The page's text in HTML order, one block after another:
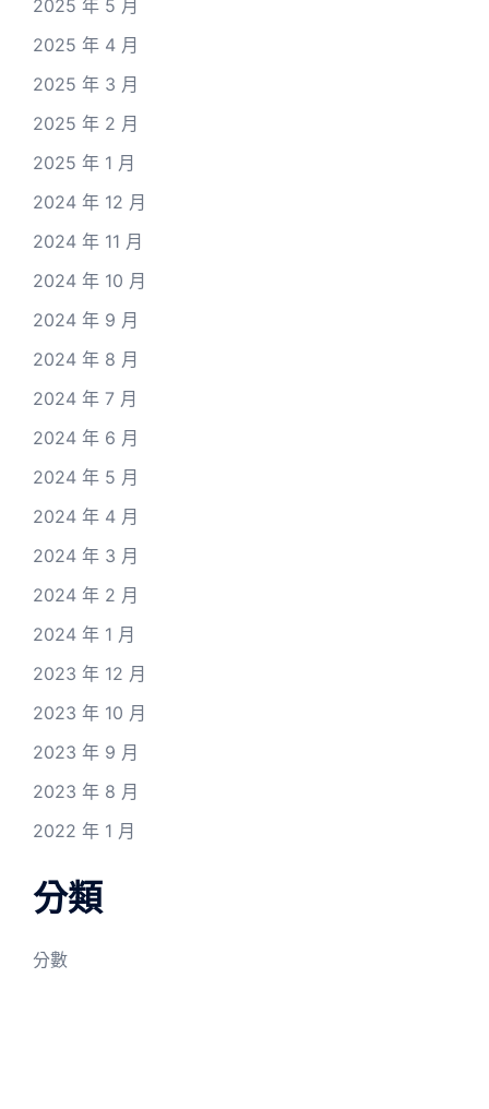
2025 年 5 月
2025 年 4 月
2025 年 3 月
2025 年 2 月
2025 年 1 月
2024 年 12 月
2024 年 11 月
2024 年 10 月
2024 年 9 月
2024 年 8 月
2024 年 7 月
2024 年 6 月
2024 年 5 月
2024 年 4 月
2024 年 3 月
2024 年 2 月
2024 年 1 月
2023 年 12 月
2023 年 10 月
2023 年 9 月
2023 年 8 月
2022 年 1 月
分類
分數